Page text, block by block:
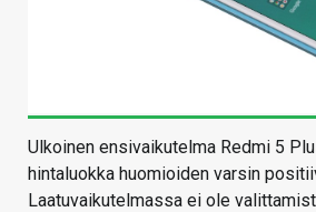
Ulkoinen ensivaikutelma Redmi 5
hintaluokka huomioiden varsin
Laatuvaikutelmassa ei ole